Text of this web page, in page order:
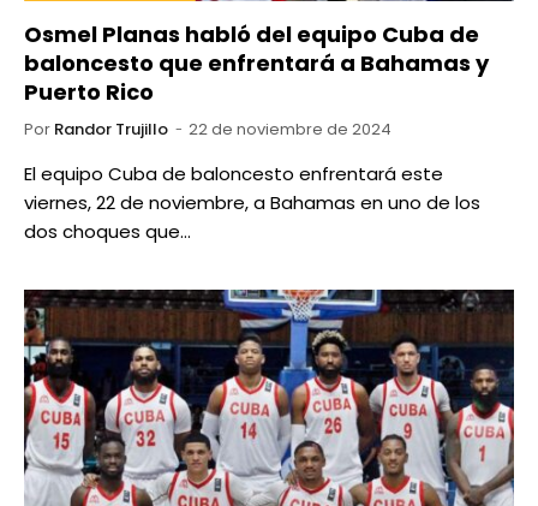
Osmel Planas habló del equipo Cuba de
baloncesto que enfrentará a Bahamas y
Puerto Rico
Por Randor Trujillo 22 de noviembre de 2024
El equipo Cuba de baloncesto enfrentará este
viernes, 22 de noviembre, a Bahamas en uno de los
dos choques que…